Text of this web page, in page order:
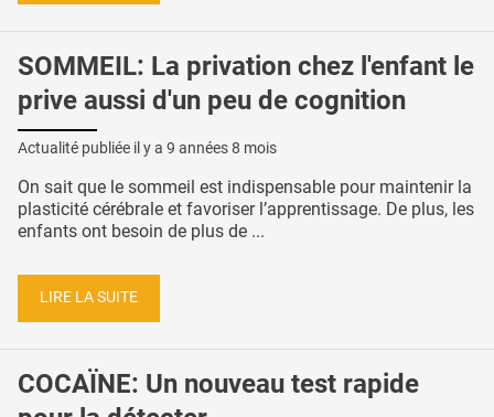
SOMMEIL: La privation chez l'enfant le
prive aussi d'un peu de cognition
Actualité publiée il y a 9 années 8 mois
On sait que le sommeil est indispensable pour maintenir la
plasticité cérébrale et favoriser l’apprentissage. De plus, les
enfants ont besoin de plus de ...
LIRE LA SUITE
COCAÏNE: Un nouveau test rapide